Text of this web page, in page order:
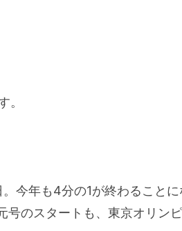
。
今年も4分の1が終わること
号のスタートも、東京オリン